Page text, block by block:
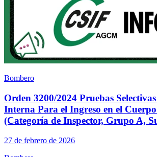
Bombero
Orden 3200/2024 Pruebas
Interna Para el Ingreso en el
(Categoría de Inspector, Grupo A,
27 de febrero de 2026